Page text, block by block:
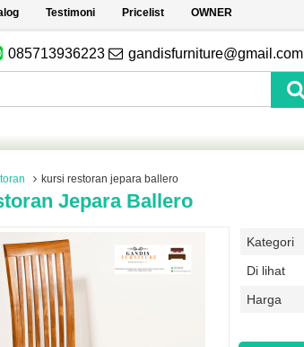
Testimoni Pricelist OWNER
085713936223 gandisfurniture@gmail.com
kursi restoran jepara ballero
Jepara Ballero
Kategori
Di lihat
Harga